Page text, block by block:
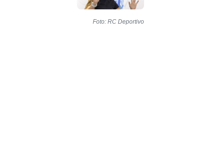
Foto: RC Deportivo